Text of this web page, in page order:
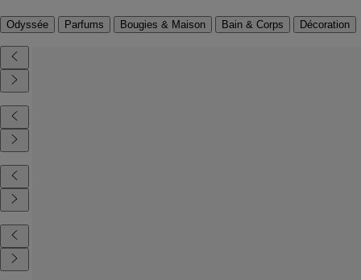
Odyssée Parfums Bougies & Maison Bain & Corps Décoration